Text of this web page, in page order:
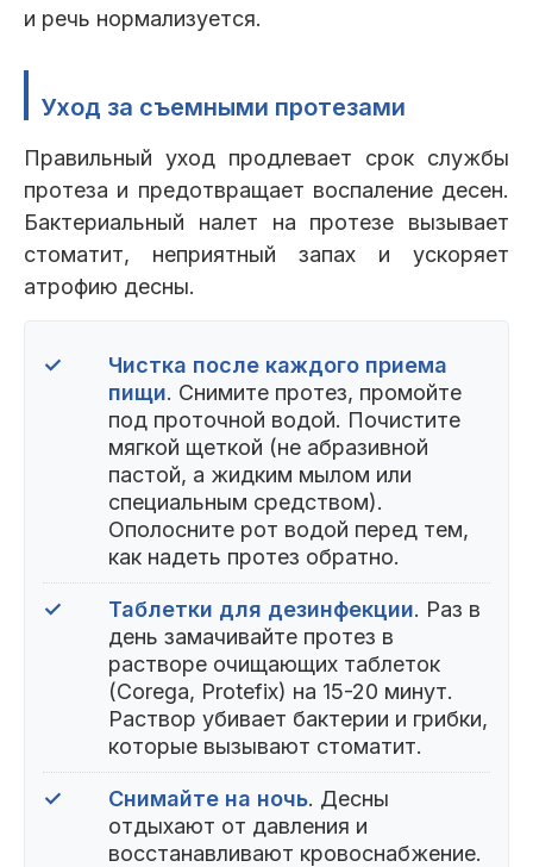
и речь нормализуется.
Уход за съемными протезами
Правильный уход продлевает срок службы
протеза и предотвращает воспаление десен.
Бактериальный налет на протезе вызывает
стоматит, неприятный запах и ускоряет
атрофию десны.
✓
Чистка после каждого приема
пищи. Снимите протез, промойте
под проточной водой. Почистите
мягкой щеткой (не абразивной
пастой, а жидким мылом или
специальным средством).
Ополосните рот водой перед тем,
как надеть протез обратно.
✓ Таблетки для дезинфекции. Раз в
день замачивайте протез в
растворе очищающих таблеток
(Corega, Protefix) на 15-20 минут.
Раствор убивает бактерии и грибки,
которые вызывают стоматит.
✓ Снимайте на ночь. Десны
отдыхают от давления и
восстанавливают кровоснабжение.